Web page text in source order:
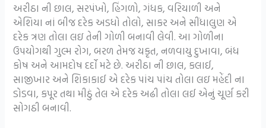
અરીઠા ની છાલ, સરપંખો, હિંગળો, ગંધક, વરિયાળી અને
એશિયા નાં બીજ દરેક અડધો તોલો, સાકર અને સીંધાલુણ એ
દરેક ત્રણ તોલા લઇ તેની ગોળી બનાવી લેવી. આ ગોળીના
ઉપયોગથી ગુલ્મ રોગ, બરળ તેમજ યકૃત, નળવાયુ દુખાવા, બંધ
કોષ અને આમદોષ દર્દો મટે છે. અરીઠા ની છાલ, કલાઈ,
સાજીખાર અને શિકાકાઈ એ દરેક પાંચ પાંચ તોલા લઇ મહેંદી ના
ડોડવા, કપૂર તથા મીઠું તેલ એ દરેક અઢી તોલા લઈ એનું ચૂર્ણ કરી
સોગઠી બનાવી.